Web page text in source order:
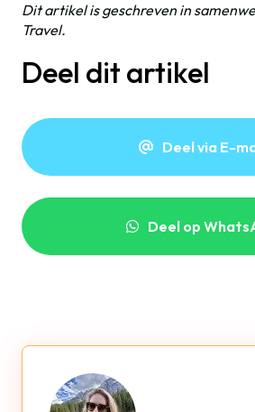
Dit artikel is geschreven in
Travel.
Deel dit artikel
Deel via E-
Deel op